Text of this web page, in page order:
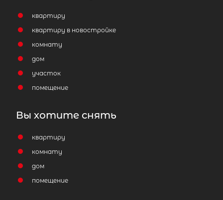
квартиру
квартиру в новостройке
комнату
дом
участок
помещение
Вы хотите снять
квартиру
комнату
дом
помещение